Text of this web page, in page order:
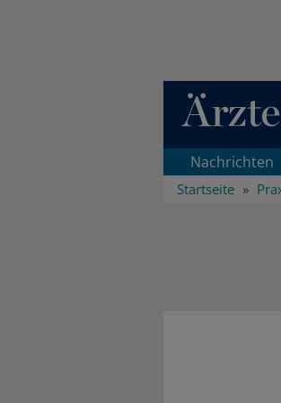
Direkt zum
Nachrichten
Startseite